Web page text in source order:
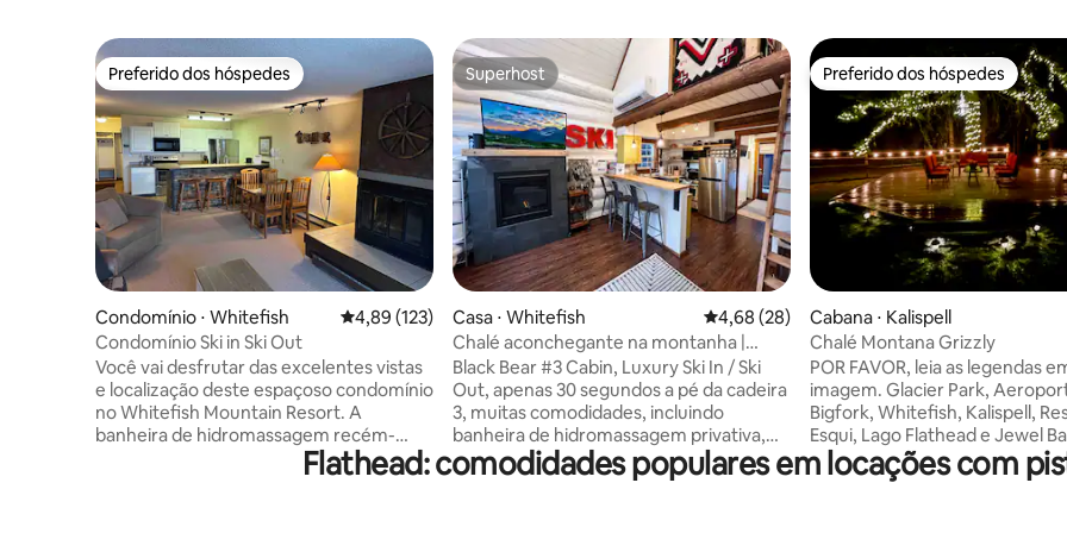
Preferido dos hóspedes
Preferido dos hóspedes
Condomínio ⋅ Whitefish 4,89 de uma avaliação média de 5, 123 avaliações
4,89 (123)
Condomínio Ski in Ski Out
Você vai desfrutar das excelentes vistas
e localização deste espaçoso condomínio
no Whitefish Mountain Resort. A
banheira de hidromassagem recém-
renovada fica a poucos passos das
cadeiras 1 e 2, este apartamento de um
Superhost
Superhost
Casa ⋅ Whitefish 4,68 de uma avaliação média de 5, 28
4,68 (28)
Chalé aconchegante na montanha |
Jacuzzi | Pista de esqui
​​​​​​​Black Bear #3 Cabin, Luxury Ski In / Ski
Out, apenas 30 segundos a pé da cadeira
3, muitas comodidades, incluindo
banheira de hidromassagem privativa,
lareira, ar condicionado, varanda frontal
com churrasqueira e muito mais.
Preferido dos hóspedes
Preferido dos hóspedes
Cabana ⋅ Kalispell
Chalé Montana Grizzly
POR FAVOR, leia as legendas
imagem. Glacier Park,
Bigfork, Whitefish, Kalispell,
Esqui, Lago Flathead e Jewel
proximidades! Nosso
cabana de madeira
Flathead: comodidades populares em locações com